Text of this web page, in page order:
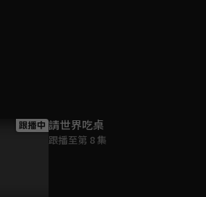
跟播中 請世界吃桌
跟播至第 8 集